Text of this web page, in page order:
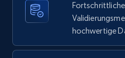
URL, Post id, Description,
count, Share count,
count, and more.hochwertige